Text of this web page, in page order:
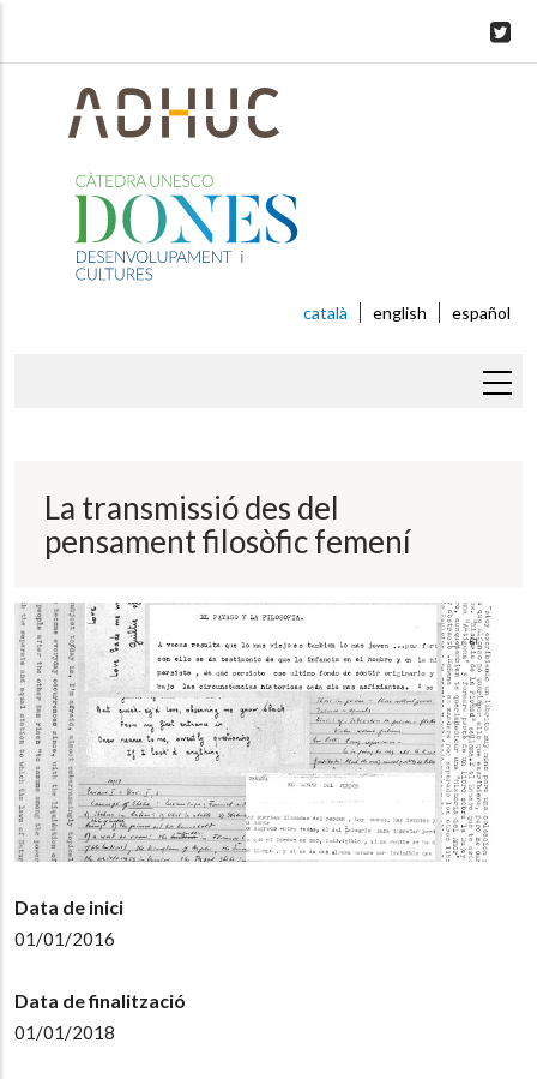
català english español
La transmissió des del
pensament filosòfic femení
Data de inici
01/01/2016
Data de finalització
01/01/2018